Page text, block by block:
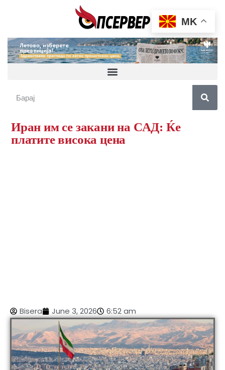
Иран им се закани на САД: Ќе
платите висока цена
Bisera June 3, 2026 6:52 am
MK